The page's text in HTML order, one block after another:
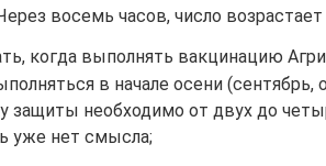
восемь часов, число
когда выполнять вакцинацию
в начале осени (сентябрь,
защиты необходимо от двух до
уже нет смысла;